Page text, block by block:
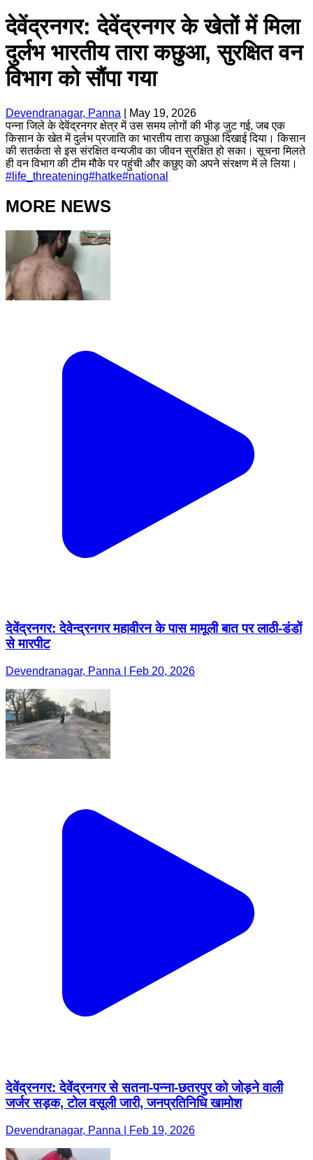
देवेंद्रनगर: देवेंद्रनगर के खेतों में मिला
दुर्लभ भारतीय तारा कछुआ, सुरक्षित वन
विभाग को सौंपा गया
Devendranagar, Panna
May 19, 2026
पन्ना जिले के देवेंद्रनगर क्षेत्र में उस समय लोगों की भीड़ जुट गई, जब एक
किसान के खेत में दुर्लभ प्रजाति का भारतीय तारा कछुआ दिखाई दिया। किसान
की सतर्कता से इस संरक्षित वन्यजीव का जीवन सुरक्षित हो सका। सूचना मिलते
ही वन विभाग की टीम मौके पर पहुंची और कछुए को अपने संरक्षण में ले लिया।
# life_threatening#hatke#national
MORE NEWS
देवेंद्रनगर: देवेन्द्रनगर महावीरन के पास मामूली बात पर लाठी-डंडों
से मारपीट
Devendranagar, Panna | Feb 20, 2026
देवेंद्रनगर: देवेंद्रनगर से सतना-पन्ना-छतरपुर को जोड़ने वाली
जर्जर सड़क, टोल वसूली जारी, जनप्रतिनिधि खामोश
Devendranagar, Panna | Feb 19, 2026